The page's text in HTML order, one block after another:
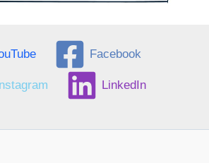
Facebook
LinkedIn